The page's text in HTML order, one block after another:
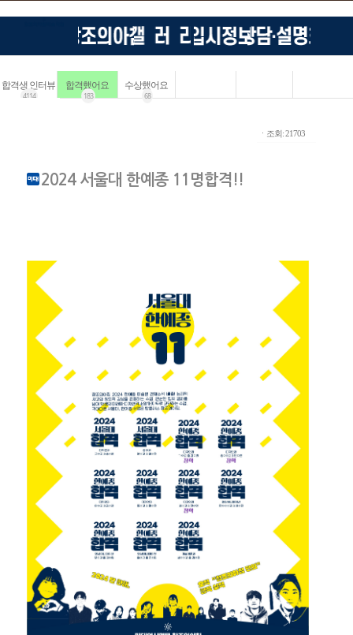
합격생 인터뷰
4114
합격했어요
183
수상했어요
68
ㆍ조회: 21703
2024 서울대 한예종 11명합격!!